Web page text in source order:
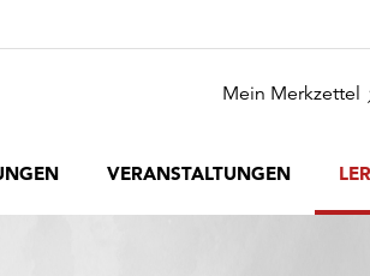
Mein Merkzettel
VERANSTALTUNGEN